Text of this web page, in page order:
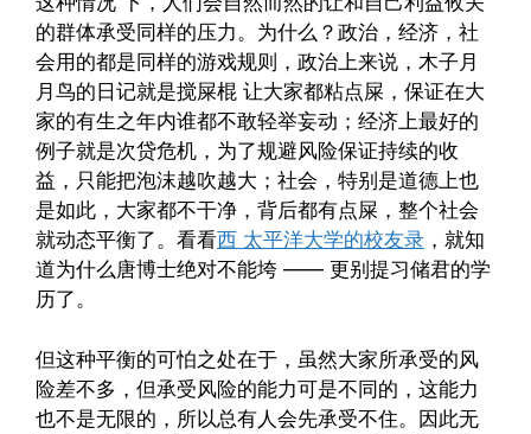
的群体承受同样的压力。为什么？政治，经济，社
会用的都是同样的游戏规则，政治上来说，木子月
月鸟的日记就是搅屎棍 让大家都粘点屎，保证在大
家的有生之年内谁都不敢轻举妄动；经济上最好的
例子就是次贷危机，为了规避风险保证持续的收
益，只能把泡沫越吹越大；社会，特别是道德上也
是如此，大家都不干净，背后都有点屎，整个社会
就动态平衡了。看看西 太平洋大学的校友录 ，就知
道为什么唐博士绝对不能垮 —— 更别提习储君的学
历了。
但这种平衡的可怕之处在于，虽然大家所承受的风
险差不多，但承受风险的能力可是不同的，这能力
也不是无限的，所以总有人会先承受不住。因此无